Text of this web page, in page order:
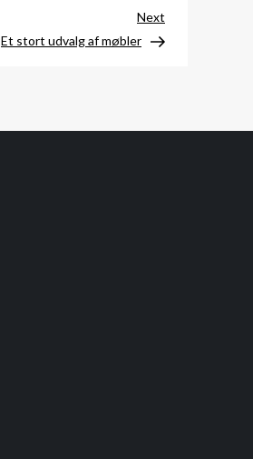
Post
Next
Et stort udvalg af møbler